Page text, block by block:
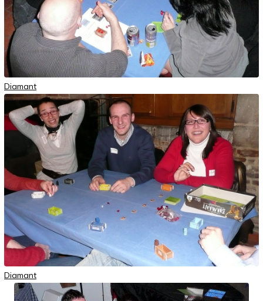
Diamant
Diamant